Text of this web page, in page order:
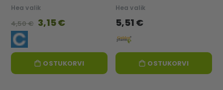
Hea valik
4,50 € Special
Price
3,15 €
OSTUKORVI
Hea valik
5,51 €
OSTUKORVI